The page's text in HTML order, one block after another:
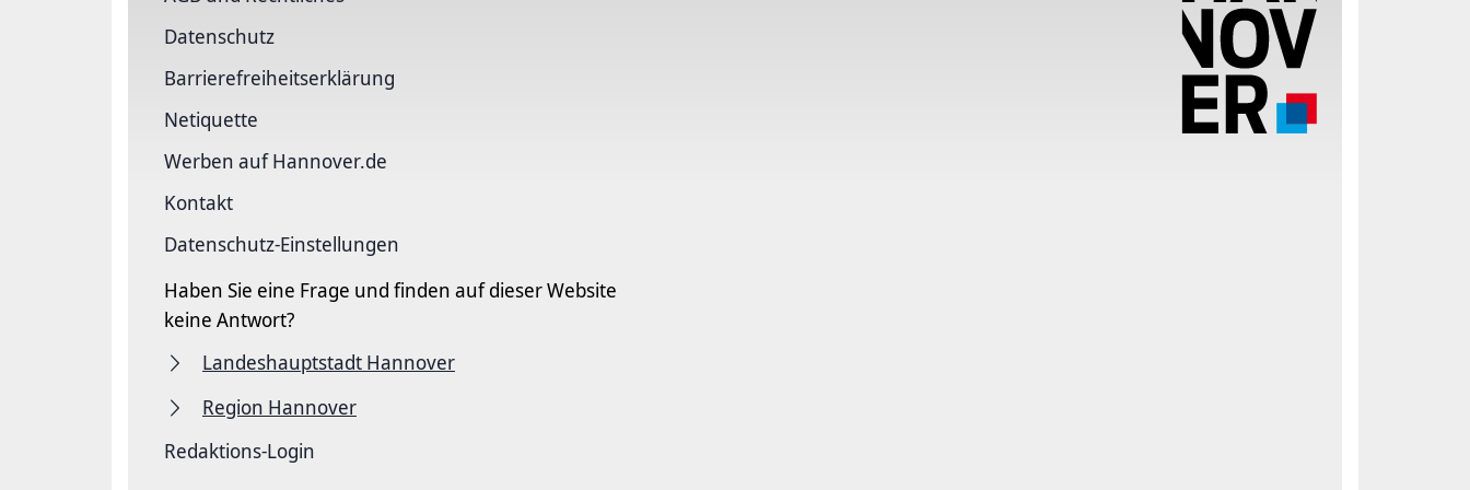
Datenschutz
Barriere­freiheits­erklärung
Netiquette
Werben auf Hannover.de
Kontakt
Datenschutz-Einstellungen
Haben Sie eine Frage und finden auf dieser Website
keine Antwort?
Landeshauptstadt Hannover
Region Hannover
Redaktions-Login